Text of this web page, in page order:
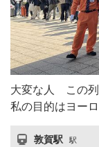
大変な人 この列
私の目的はヨー
敦賀駅 駅